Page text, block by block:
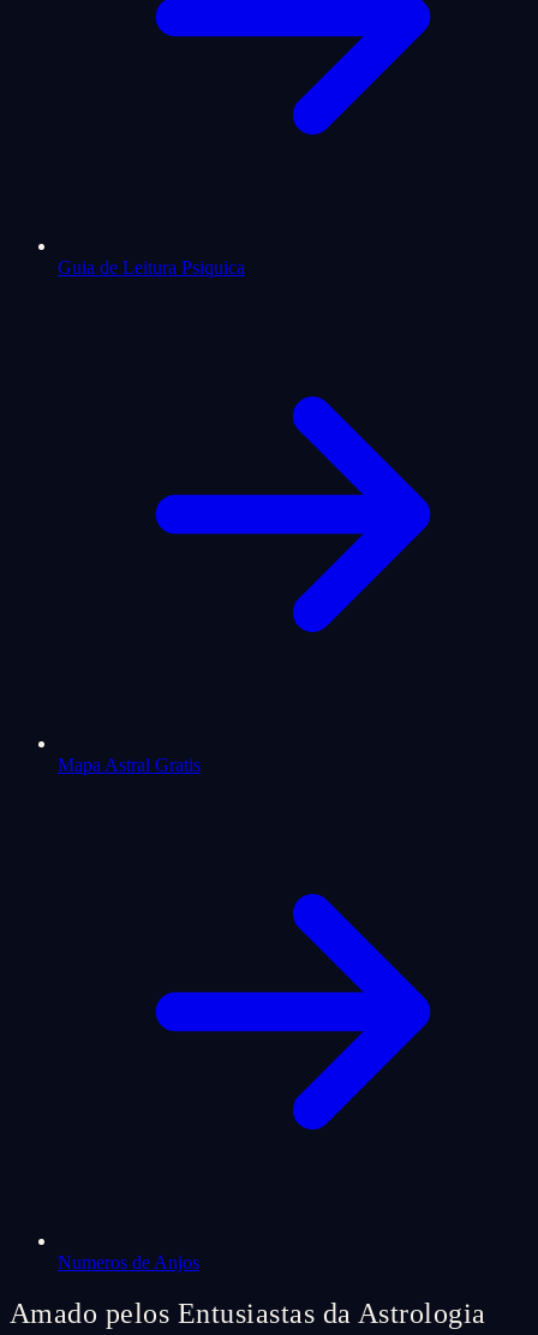
Guia de Leitura Psiquica
Mapa Astral Gratis
Numeros de Anjos
Amado pelos Entusiastas da Astrologia